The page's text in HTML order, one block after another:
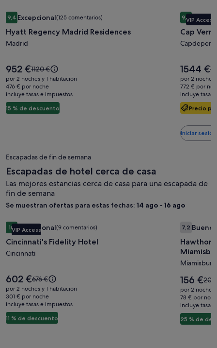
Galería
de
imágenes
de
Regency
Madrid
Residences
9,49,4 sobre 10, Excepcional, (125 comentarios)
Excepcional(125 comentarios)
Hyatt Regency Madrid Residences
Madrid
15 % de descuento
El
precio
es
de
952 €
952 €El
precio
era
de
1120 €,
consulta
tarifa
1120 €
por 2 noches y 1 habitación
476 € por noche
incluye tasas e impuestos
Hyatt Regency Madrid Residences
Galería
de
de
Vermell
Grand
Hotel
VIP Access
9,49,4 sobre
Cap
Capdepera
Precio
El
precio
es
de
1544 €
1544 €El
por 2 noches
772 € por
incluye tasas
Cap
Iniciar
Escapadas de fin de semana
Escapadas de hotel cerca de casa
Las mejores estancias cerca de casa para una escapada de
fin de semana
Se muestran ofertas para estas fechas: 14 ago - 16 ago
Galería
de
imágenes
de
Fidelity
Hotel
VIP Access
1010 sobre 10, Excepcional, (9 comentarios)
Excepcional(9 comentarios)
Cincinnati's Fidelity Hotel
Cincinnati
11 % de descuento
El
precio
es
de
602 €
602 €El
precio
era
de
676 €,
consulta
676 €
por 2 noches y 1 habitación
301 € por noche
incluye tasas e impuestos
Cincinnati's Fidelity Hotel
de
de
Stay
by
7,27,2 sobre
Bueno
Miamisburg
25 % de
El
precio
es
de
156 €
156 €El
era
de
209
209
por 2 noches
78 € por
incluye tasas